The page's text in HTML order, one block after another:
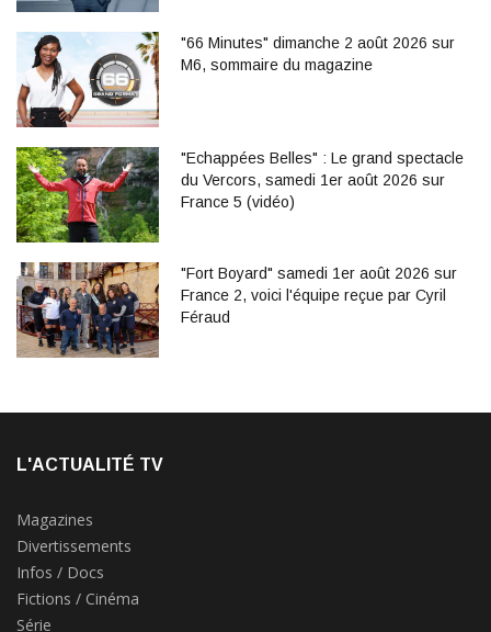
"66 Minutes" dimanche 2 août 2026 sur
M6, sommaire du magazine
"Echappées Belles" : Le grand spectacle
du Vercors, samedi 1er août 2026 sur
France 5 (vidéo)
"Fort Boyard" samedi 1er août 2026 sur
France 2, voici l'équipe reçue par Cyril
Féraud
L'ACTUALITÉ TV
Magazines
Divertissements
Infos / Docs
Fictions / Cinéma
Série